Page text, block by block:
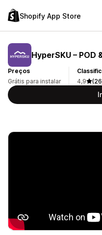
Shopify App Store
HyperSKU – POD
Preços
Grátis para instalar
4,9